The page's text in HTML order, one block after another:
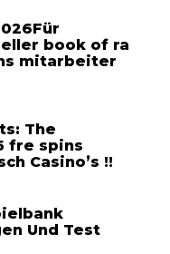
book of ra
mitarbeiter
The
fre spins
Casino’s !!
Und Test